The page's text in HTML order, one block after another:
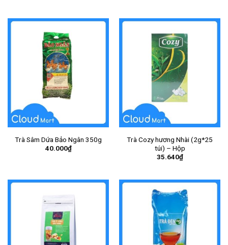
Trà Sâm Dứa Bảo Ngân 350g
40.000₫
Trà Cozy hương Nhài (2g*25
túi) – Hộp
35.640₫